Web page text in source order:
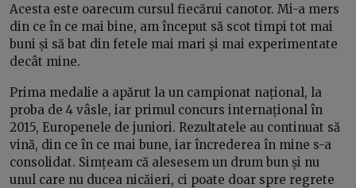
Acesta este oarecum cursul fiecărui canotor. Mi-a mers
din ce în ce mai bine, am început să scot timpi tot mai
buni și să bat din fetele mai mari și mai experimentate
decât mine.
Prima medalie a apărut la un campionat național, la
proba de 4 vâsle, iar primul concurs internațional în
2015, Europenele de juniori. Rezultatele au continuat să
vină, din ce în ce mai bune, iar încrederea în mine s-a
consolidat. Simțeam că alesesem un drum bun și nu
unul care nu ducea nicăieri, ci poate doar spre regrete